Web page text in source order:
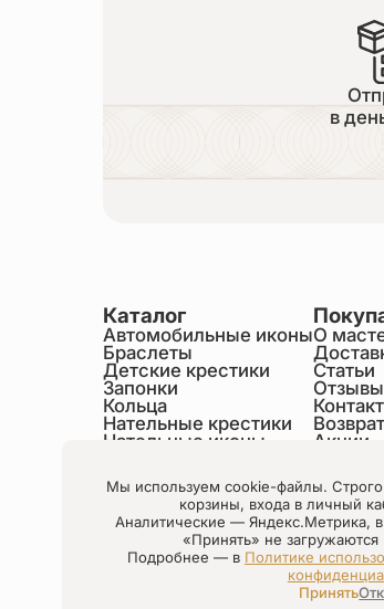
в
Каталог
Автомобильные иконы
Браслеты
Детские крестики
Запонки
Кольца
Нательные крестики
Нательные иконы
Образки именные
Статуэтки святых
Шнурки на шею
Чётки
О
Статьи
Отзывы
Возврат
Акции
Мы используем cookie-файлы.
корзины, входа в личный
Аналитические — Яндекс.Метрика,
«Принять» не
Подробнее — в Политике
Принять